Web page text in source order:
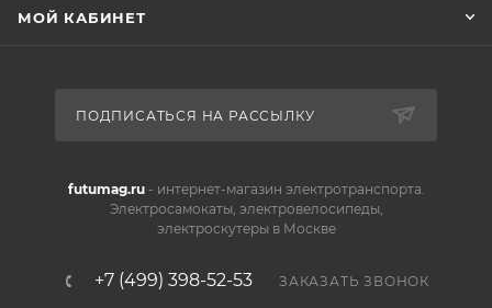
МОЙ КАБИНЕТ
ПОДПИСАТЬСЯ НА РАССЫЛКУ
futumag.ru- интернет-магазин электротранспорта.
Электросамокаты, электровелосипеды,
электроскутеры в Москве
+7 (499) 398-52-53 ЗАКАЗАТЬ ЗВОНОК